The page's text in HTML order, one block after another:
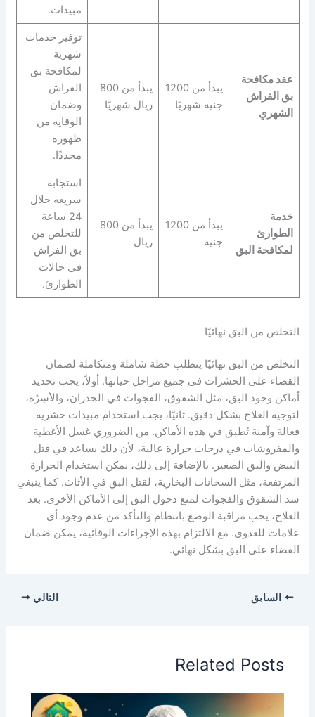
مبيدات.
عقد مكافحة
بق الفراش
الشهري
يبدأ من 1200
جنيه شهريًا
يبدأ من 800
ريال شهريًا
توفير خدمات
شهرية
لمكافحة بق
الفراش
وضمان
الوقاية من
ظهوره
مجددًا.
خدمة
الطوارئ
لمكافحة البق
يبدأ من 1200
جنيه
يبدأ من 800
ريال
استجابة
سريعة خلال
24 ساعة
للتخلص من
بق الفراش
في حالات
الطوارئ.
التخلص من البق نهائيًا
التخلص من البق نهائيًا يتطلب خطة شاملة ومتكاملة لضمان
القضاء على الحشرات في جميع مراحل حياتها. أولاً، يجب تحديد
أماكن وجود البق، مثل الشقوق، الفجوات في الجدران، والأسِرّة،
لتوجيه العلاج بشكل دقيق. ثانيًا، يجب استخدام مبيدات حشرية
فعالة وآمنة تُطبق في هذه الأماكن. من الضروري غسل الأغطية
والمفروشات في درجات حرارة عالية، لأن ذلك يساعد في قتل
البيض والبق الصغير. بالإضافة إلى ذلك، يمكن استخدام الحرارة
المرتفعة، مثل السخانات البخارية، لقتل البق في الأثاث. كما ينبغي
سد الشقوق والفجوات لمنع دخول البق إلى الأماكن الأخرى. بعد
العلاج، يجب مراقبة الوضع بانتظام والتأكد من عدم وجود أي
علامات للعدوى. مع الالتزام بهذه الإجراءات الوقائية، يمكن ضمان
القضاء على البق بشكل نهائي.
السابق التالي
Related Posts